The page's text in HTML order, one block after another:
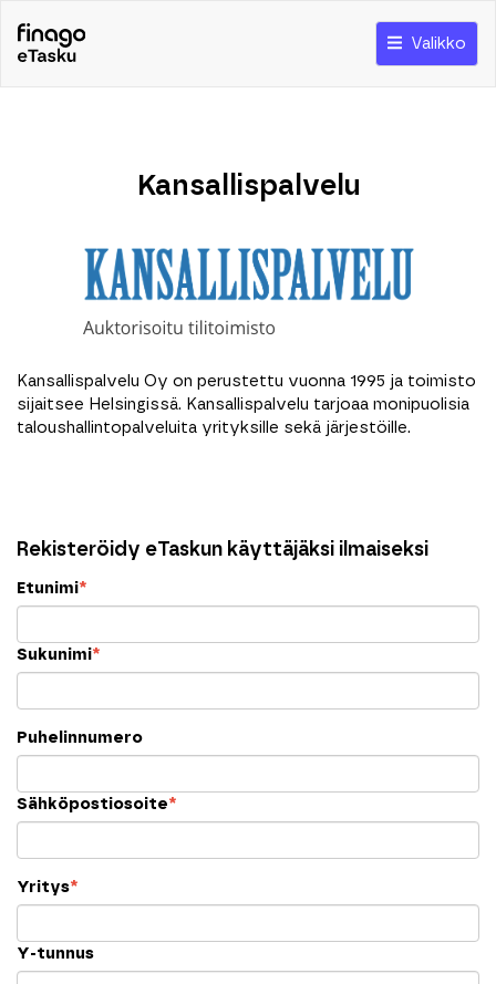
Valikko
Kansallispalvelu
Kansallispalvelu Oy on perustettu vuonna 1995 ja toimisto
sijaitsee Helsingissä. Kansallispalvelu tarjoaa monipuolisia
taloushallintopalveluita yrityksille sekä järjestöille.
Rekisteröidy eTaskun käyttäjäksi ilmaiseksi
Etunimi*
Sukunimi*
Puhelinnumero
Sähköpostiosoite*
Yritys*
Y-tunnus